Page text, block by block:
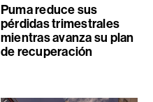
Puma reduce sus
pérdidas trimestrales
mientras avanza su plan
de recuperación